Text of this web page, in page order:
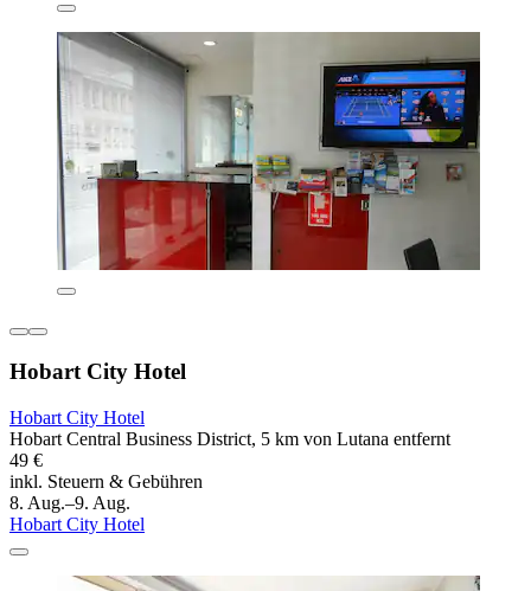
Hobart City Hotel
Hobart City Hotel
Hobart Central Business District, 5 km von Lutana entfernt
49 €
inkl. Steuern & Gebühren
8. Aug.–9. Aug.
Hobart City Hotel